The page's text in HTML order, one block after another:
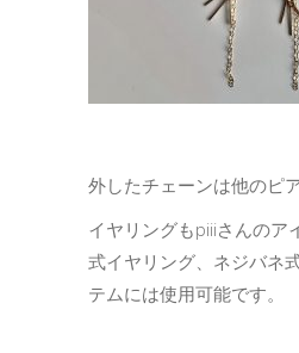
外したチェーンは他のピ
イヤリングもpiiiさんのア
式イヤリング、ネジバネ
テムには使用可能です。